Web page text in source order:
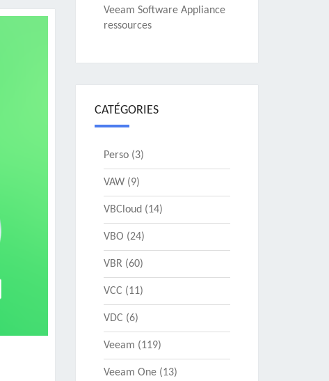
Veeam Software Appliance
ressources
CATÉGORIES
Perso(3)
VAW(9)
VBCloud (14)
VBO (24)
VBR(60)
VCC (11)
VDC (6)
Veeam (119)
Veeam One(13)